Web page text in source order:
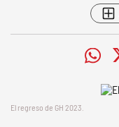
El regreso de GH 2023.